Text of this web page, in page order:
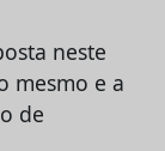
neste
mesmo e a
de